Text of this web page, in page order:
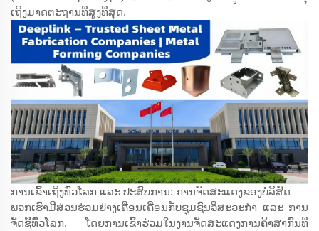
ເຖິງມາດຕະຖານທີ່ສູງທີ່ສຸດ.
ການເຂົ້າເຖິງທົ່ວໂລກ ແລະ ປະສົບການ: ການຈັດສະແດງຂອງບໍລິສັດ
ພວກເຮົາມີສ່ວນຮ່ວມຢ່າງເຄື່ອນເຄື່ອນກັບຊຸມຊົນວິສະວະກຳ ແລະ ການ
ຈັດຊື້ທົ່ວໂລກ. ໂດຍການເຂົ້າຮ່ວມໃນງານຈັດສະແດງການຄ້າສາກົນທີ່